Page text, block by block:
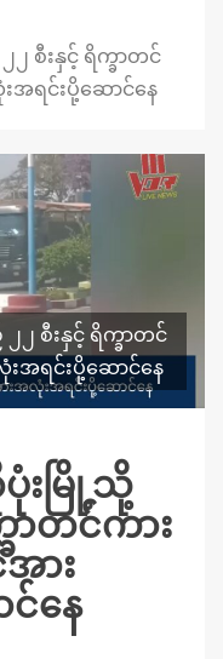
စီးနှင့် ရိက္ခာတင်
အရင်းပို့ဆောင်နေ
၂ စီးနှင့် ရိက္ခာတင်
အရင်းပို့ဆောင်နေ
းမြို့သို့
ာတင်ကား
ား
နေ